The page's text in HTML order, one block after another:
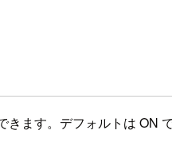
ます。デフォルトは ON